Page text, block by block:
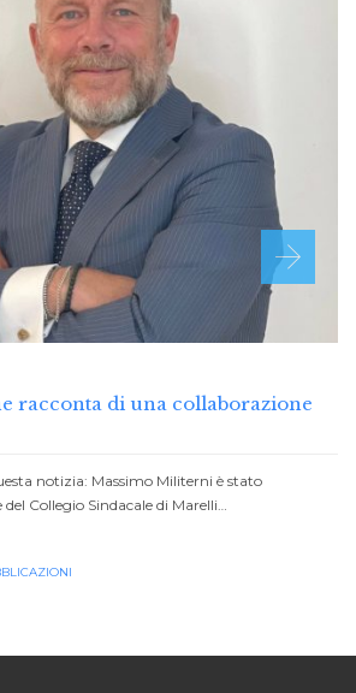
racconta di una collaborazione
notizia: Massimo Militerni è stato
Collegio Sindacale di Marelli…